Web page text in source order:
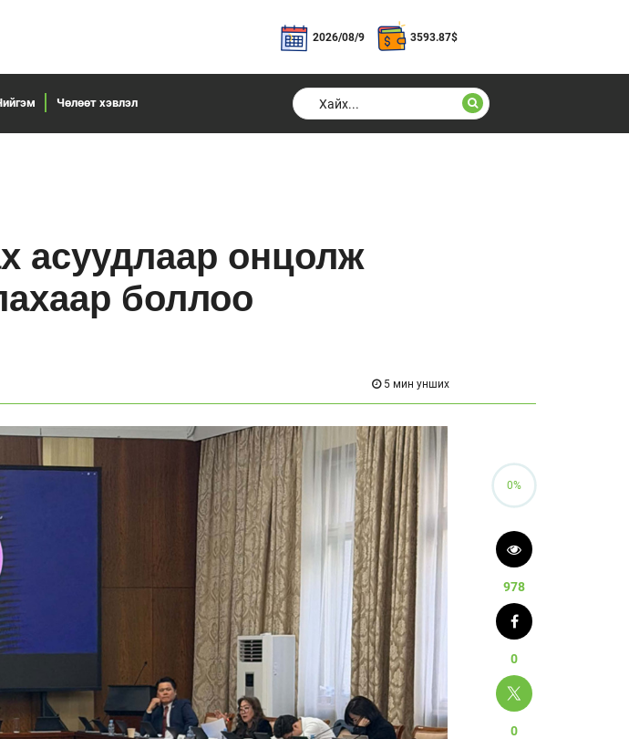
2026/08/9 3593.87$
Чөлөөт хэвлэл
асуудлаар онцолж
боллоо
5 мин унших
0%
978
0
0